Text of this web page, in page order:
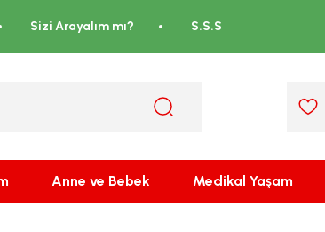
Sizi Arayalım mı? S.S.S
Anne ve Bebek Medikal Yaşam